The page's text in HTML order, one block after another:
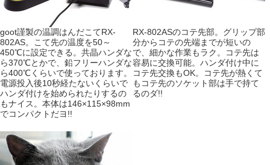
goot謹製の温調はんだこてRX-
802AS。こて先の温度を50～
450℃に設定できる。共晶ハンダな
ら370℃とかで、鉛フリーハンダな
ら400℃くらいで使っております。
電源投入後10秒経たないくらいで
ハンダ付けを始められたりするの
もナイス。本体は146×115×98mm
でコンパクトだヨ!!
RX-802ASのコテ先部。グリップ部
分からコテの先端までが短いの
で、細かな作業もラク。コテ先は
容易に交換可能。ハンダ付け中に
コテ先交換もOK。コテ先が熱くて
もコテ先のソケット部は手で持て
るのダ!!